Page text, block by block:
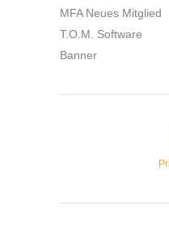
MFA Neues Mitglied
T.O.M. Software
Banner